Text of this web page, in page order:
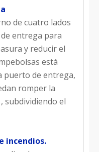
de cuatro lados
entrega para
y reducir el
está
puerto de entrega,
romper la
subdividiendo el
incendios.